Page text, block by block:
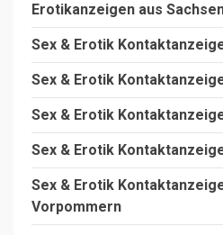
Erotikanzeigen aus
Sex & Erotik
Sex & Erotik
Sex & Erotik
Sex & Erotik
Sex & Erotik
Vorpommern